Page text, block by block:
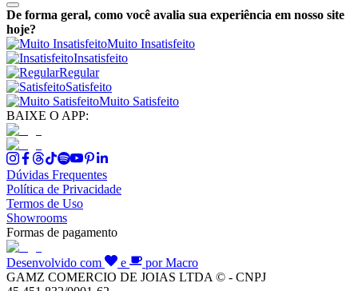
De forma geral, como você avalia sua experiência em nosso site
hoje?
Muito Insatisfeito
Insatisfeito
Regular
Satisfeito
Muito Satisfeito
BAIXE O APP:
Dúvidas Frequentes
Política de Privacidade
Termos de Uso
Showrooms
Formas de pagamento
Desenvolvido com e
por Macro
GAMZ COMERCIO DE JOIAS LTDA © - CNPJ